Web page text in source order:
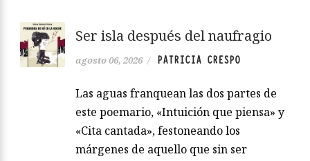
Ser isla después del naufragio
agosto 06, 2026 / PATRICIA CRESPO
Las aguas franquean las dos partes de
este poemario, «Intuición que piensa» y
«Cita cantada», festoneando los
márgenes de aquello que sin ser